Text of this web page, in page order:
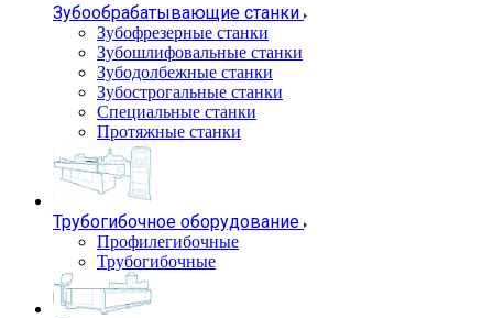
Зубообрабатывающие станки
Зубофрезерные станки
Зубошлифовальные станки
Зубодолбежные станки
Зубострогальные станки
Специальные станки
Протяжные станки
Трубогибочное оборудование
Профилегибочные
Трубогибочные